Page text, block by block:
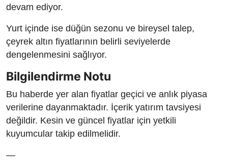
devam ediyor.
Yurt içinde ise düğün sezonu ve bireysel talep,
çeyrek altın fiyatlarının belirli seviyelerde
dengelenmesini sağlıyor.
Bilgilendirme Notu
Bu haberde yer alan fiyatlar geçici ve anlık piyasa
verilerine dayanmaktadır. İçerik yatırım tavsiyesi
değildir. Kesin ve güncel fiyatlar için yetkili
kuyumcular takip edilmelidir.
—